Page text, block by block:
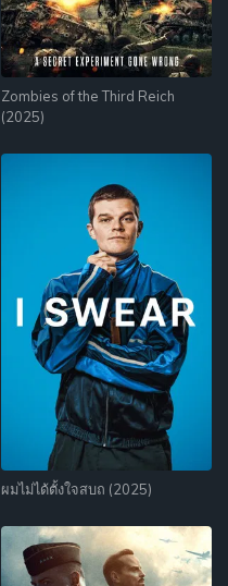
Zombies of the Third Reich
(2025)
ผมไม่ได้ตั้งใจสบถ (2025)